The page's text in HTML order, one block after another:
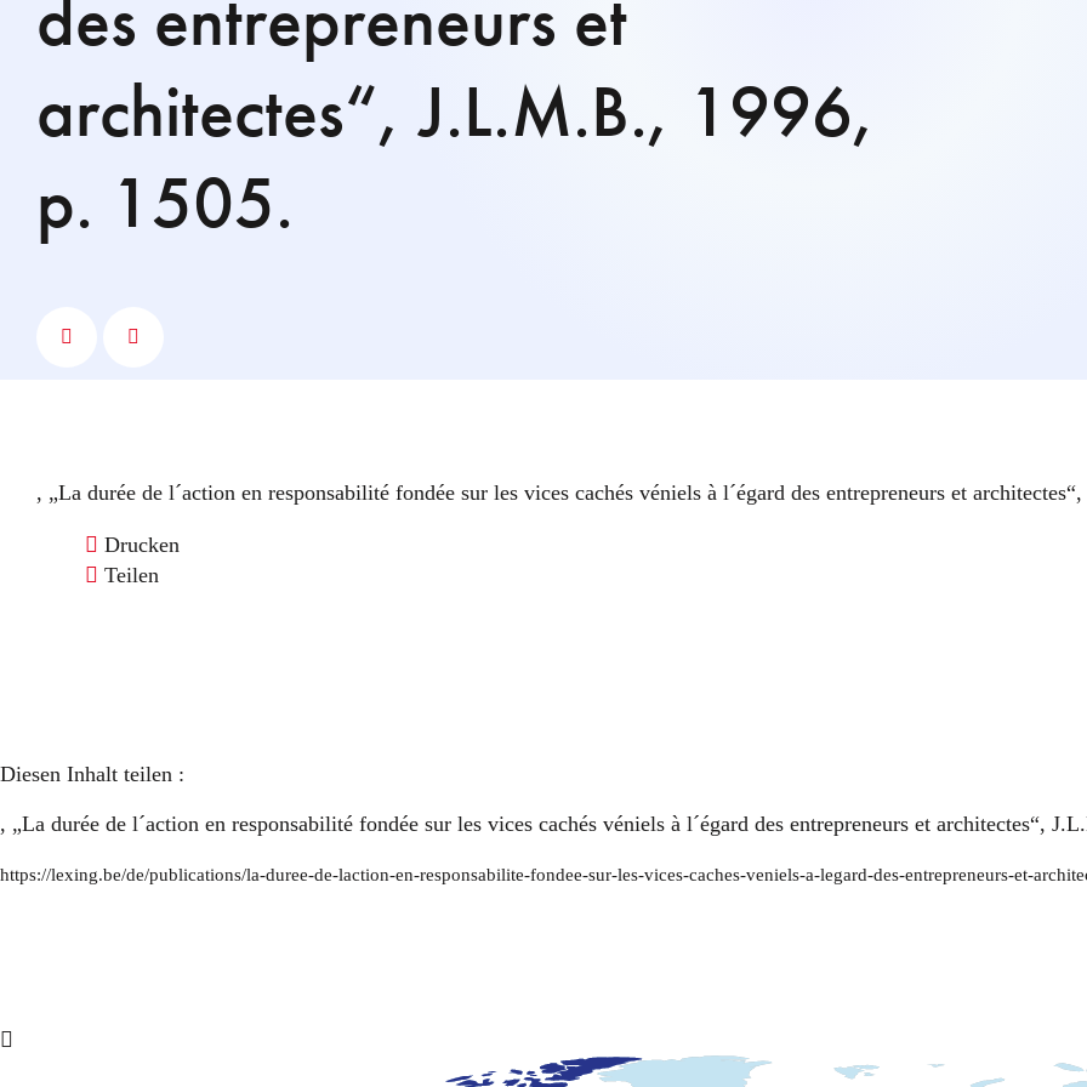
des entrepreneurs et
architectes“, J.L.M.B., 1996,
p. 1505.
, „La durée de l´action en responsabilité fondée sur les vices cachés véniels à l´égard des entrepreneurs et
Drucken
Teilen
Diesen Inhalt teilen :
, „La durée de l´action en responsabilité fondée sur les vices cachés véniels à l´égard des entrepreneurs et architectes“,
https://lexing.be/de/publications/la-duree-de-laction-en-responsabilite-fondee-sur-les-vices-caches-veniels-a-legard-des-entrepreneurs-et-